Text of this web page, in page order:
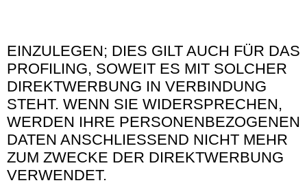
EINZULEGEN; DIES GILT AUCH FÜR DAS
PROFILING, SOWEIT ES MIT SOLCHER
DIREKTWERBUNG IN VERBINDUNG
STEHT. WENN SIE WIDERSPRECHEN,
WERDEN IHRE PERSONENBEZOGENEN
DATEN ANSCHLIESSEND NICHT MEHR
ZUM ZWECKE DER DIREKTWERBUNG
VERWENDET.